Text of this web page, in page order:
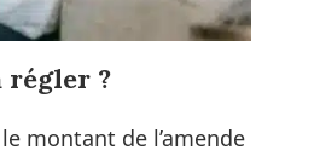
régler ?
montant de l’amende